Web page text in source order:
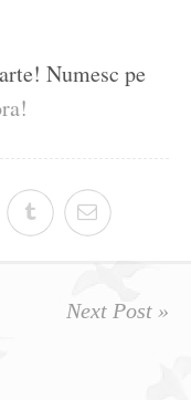
Numesc pe
Next Post »